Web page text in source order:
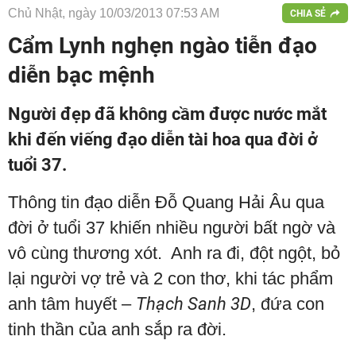
Chủ Nhật, ngày 10/03/2013 07:53 AM CHIA SẺ
Cẩm Lynh nghẹn ngào tiễn đạo
diễn bạc mệnh
Người đẹp đã không cầm được nước mắt
khi đến viếng đạo diễn tài hoa qua đời ở
tuổi 37.
Thông tin đạo diễn Đỗ Quang Hải Âu qua
đời ở tuổi 37 khiến nhiều người bất ngờ và
vô cùng thương xót. Anh ra đi, đột ngột, bỏ
lại người vợ trẻ và 2 con thơ, khi tác phẩm
anh tâm huyết – Thạch Sanh 3D, đứa con
tinh thần của anh sắp ra đời.